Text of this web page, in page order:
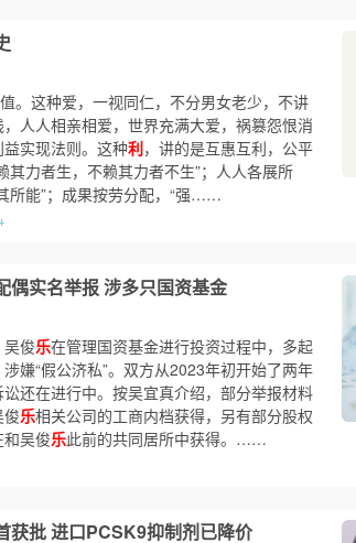
。这种爱，一视同仁，不分男女老少，不讲
人人相亲相爱，世界充满大爱，祸篡怨恨消
益实现法则。这种利，讲的是互惠互利，公平
其力者生，不赖其力者不生”；人人各展所
所能”；成果按劳分配，“强……
偶实名举报 涉多只国资基金
俊乐在管理国资基金进行投资过程中，多起
嫌“假公济私”。双方从2023年初开始了两年
还在进行中。按吴宜真介绍，部分举报材料
乐相关公司的工商内档获得，另有部分股权
吴俊乐此前的共同居所中获得。……
获批 进口PCSK9抑制剂已降价